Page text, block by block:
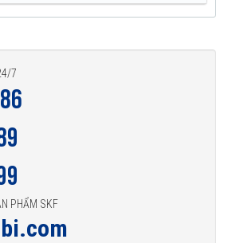
7
PHẨM SKF